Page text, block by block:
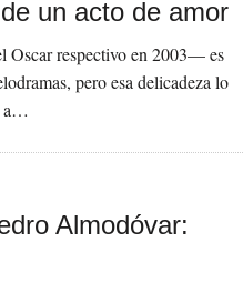
un acto de amor
respectivo en 2003— es
pero esa delicadeza lo
a…
Almodóvar: